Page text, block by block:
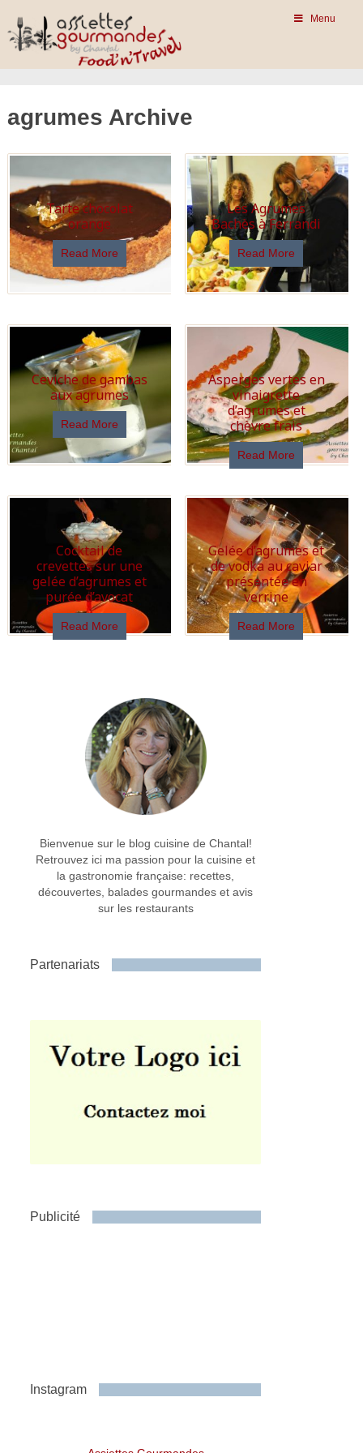
Menu
agrumes Archive
Tarte chocolat
orange
Read More
Les Agrumes
Bachès à Ferrandi
Read More
Ceviche de gambas
aux agrumes
Read More
Asperges vertes en
vinaigrette
d’agrumes et
chèvre frais
Read More
Cocktail de
crevettes sur une
gelée d’agrumes et
purée d’avocat
Read More
Gelée d’agrumes et
de vodka au caviar
présentée en
verrine
Read More
Bienvenue sur le blog cuisine de Chantal!
Retrouvez ici ma passion pour la cuisine et
la gastronomie française: recettes,
découvertes, balades gourmandes et avis
sur les restaurants
Partenariats
Publicité
Instagram